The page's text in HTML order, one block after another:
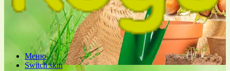
Меню
Switch skin